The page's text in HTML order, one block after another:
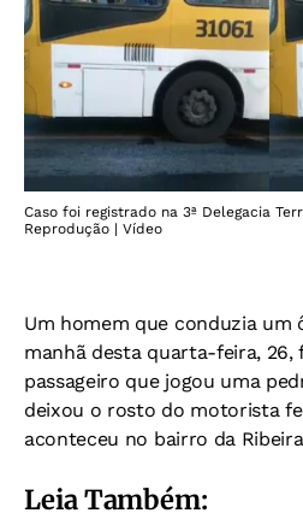
Caso foi registrado na 3ª Delegacia
Reprodução | Vídeo
Um homem que conduzia um
manhã desta quarta-feira, 26,
passageiro que jogou uma
deixou o rosto do motorista
aconteceu no bairro da
Leia Também: